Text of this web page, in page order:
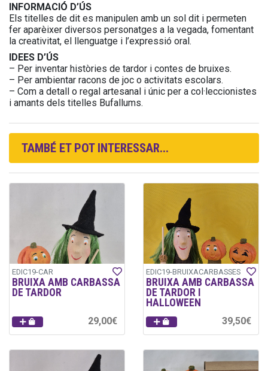
INFORMACIÓ D’ÚS
Els titelles de dit es manipulen amb un sol dit i permeten
fer aparèixer diversos personatges a la vegada, fomentant
la creativitat, el llenguatge i l’expressió oral.
IDEES D’ÚS
– Per inventar històries de tardor i contes de bruixes.
– Per ambientar racons de joc o activitats escolars.
– Com a detall o regal artesanal i únic per a col·leccionistes
i amants dels titelles Bufallums.
TAMBÉ ET POT INTERESSAR...
EDIC19-CAR
BRUIXA AMB CARBASSA
DE TARDOR
29,00€
EDIC19-BRUIXACARBASSES
BRUIXA AMB CARBASSA
DE TARDOR I
HALLOWEEN
39,50€